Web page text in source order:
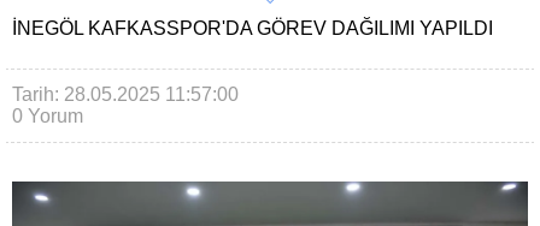
İNEGÖL KAFKASSPOR'DA GÖREV DAĞILIMI YAPILDI
Tarih: 28.05.2025 11:57:00
0 Yorum